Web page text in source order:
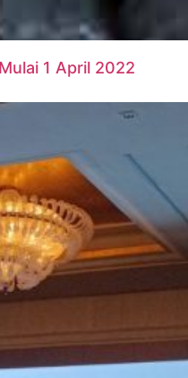
1 April 2022